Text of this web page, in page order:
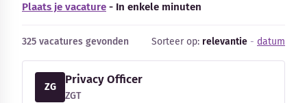
Plaats je vacature - In enkele minuten
325 vacatures gevonden Sorteer op: relevantie - datum
ZG
Privacy Officer
ZGT